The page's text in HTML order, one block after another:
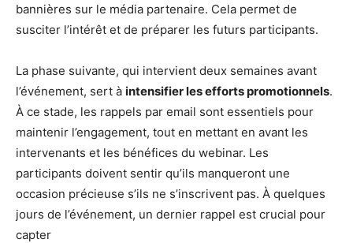
bannières sur le média partenaire. Cela permet de
susciter l’intérêt et de préparer les futurs participants.
La phase suivante, qui intervient deux semaines avant
l’événement, sert à intensifier les efforts promotionnels.
À ce stade, les rappels par email sont essentiels pour
maintenir l’engagement, tout en mettant en avant les
intervenants et les bénéfices du webinar. Les
participants doivent sentir qu’ils manqueront une
occasion précieuse s’ils ne s’inscrivent pas. À quelques
jours de l’événement, un dernier rappel est crucial pour
capter